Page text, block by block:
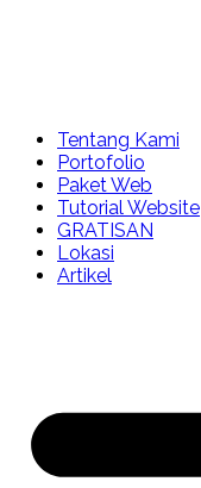
Tentang Kami
Portofolio
Paket Web
Tutorial Website
GRATISAN
Lokasi
Artikel